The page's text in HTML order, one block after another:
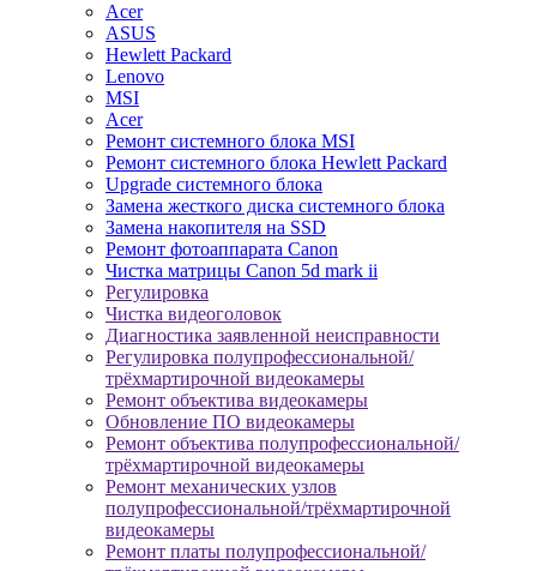
Acer
ASUS
Hewlett Packard
Lenovo
MSI
Acer
Ремонт системного блока MSI
Ремонт системного блока Hewlett Packard
Upgrade системного блока
Замена жесткого диска системного блока
Замена накопителя на SSD
Ремонт фотоаппарата Canon
Чистка матрицы Canon 5d mark ii
Регулировка
Чистка видеоголовок
Диагностика заявленной неисправности
Регулировка полупрофессиональной/
трёхмартирочной видеокамеры
Ремонт объектива видеокамеры
Обновление ПО видеокамеры
Ремонт объектива полупрофессиональной/
трёхмартирочной видеокамеры
Ремонт механических узлов
полупрофессиональной/трёхмартирочной
видеокамеры
Ремонт платы полупрофессиональной/